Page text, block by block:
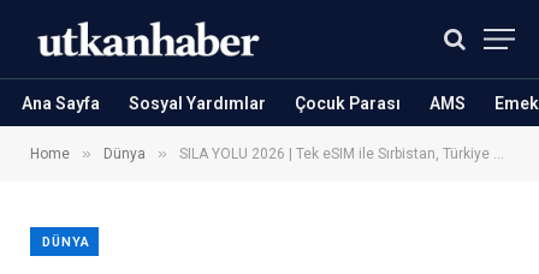
Ana Sayfa Sosyal Yardımlar Çocuk Parası AMS
Home » Dünya » SILA YOLU 2026 | Tek eSIM ile Sırbistan, Türkiye ve Avrupa’da 10 GB İnternet Sadece 25 Euro!
DÜNYA